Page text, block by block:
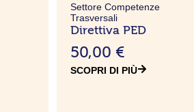
Settore Competenze
Trasversali
Direttiva PED
50,00 €
SCOPRI DI PIÙ